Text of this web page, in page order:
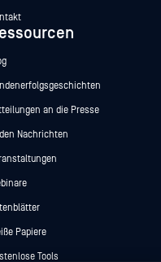
an die Presse
Nachrichten
Papiere
Tools